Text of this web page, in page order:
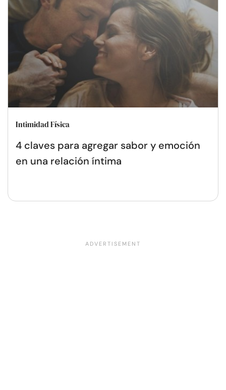
Intimidad Física
4 claves para agregar sabor y emoción
en una relación íntima